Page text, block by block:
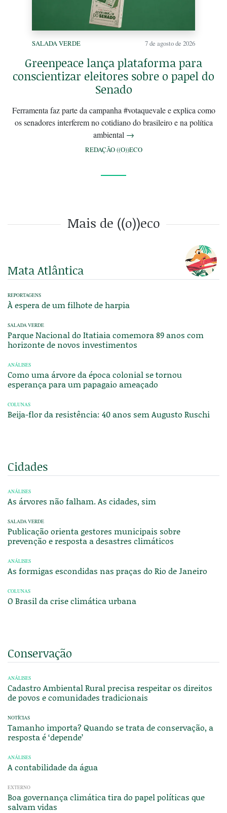
SALADA VERDE 7 de agosto de 2026
Greenpeace lança plataforma para
conscientizar eleitores sobre o papel do
Senado
Ferramenta faz parte da campanha #votaquevale e explica como
os senadores interferem no cotidiano do brasileiro e na política
ambiental →
REDAÇÃO ((O))ECO
Mais de ((o))eco
Mata Atlântica
REPORTAGENS
À espera de um filhote de harpia
SALADA VERDE
Parque Nacional do Itatiaia comemora 89 anos com
horizonte de novos investimentos
ANÁLISES
Como uma árvore da época colonial se tornou
esperança para um papagaio ameaçado
COLUNAS
Beija-flor da resistência: 40 anos sem Augusto Ruschi
Cidades
ANÁLISES
As árvores não falham. As cidades, sim
SALADA VERDE
Publicação orienta gestores municipais sobre
prevenção e resposta a desastres climáticos
ANÁLISES
As formigas escondidas nas praças do Rio de Janeiro
COLUNAS
O Brasil da crise climática urbana
Conservação
ANÁLISES
Cadastro Ambiental Rural precisa respeitar os direitos
de povos e comunidades tradicionais
NOTÍCIAS
Tamanho importa? Quando se trata de conservação, a
resposta é ‘depende’
ANÁLISES
A contabilidade da água
EXTERNO
Boa governança climática tira do papel políticas que
salvam vidas